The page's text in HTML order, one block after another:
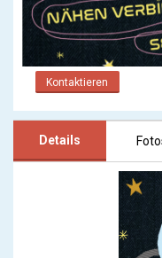
Kontaktieren
Details